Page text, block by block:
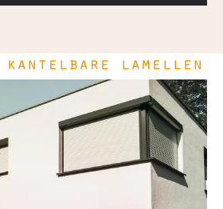
lamellen